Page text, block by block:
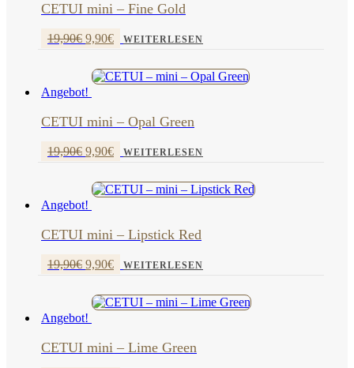
CETUI mini – Fine Gold
19,90€ Ursprünglicher
war:
19,90€
9,90€Aktueller
ist:
9,90€.
WEITERLESEN
Angebot!
CETUI mini – Opal Green
19,90€ Ursprünglicher
war:
19,90€
9,90€Aktueller
ist:
9,90€.
WEITERLESEN
Angebot!
CETUI mini – Lipstick Red
19,90€ Ursprünglicher
war:
19,90€
9,90€Aktueller
ist:
9,90€.
WEITERLESEN
Angebot!
CETUI mini – Lime Green